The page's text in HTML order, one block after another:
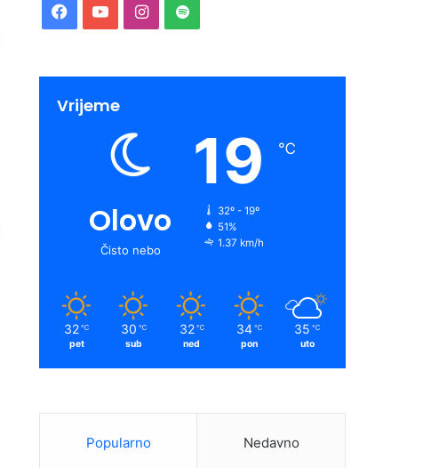
Facebook
YouTubeInstagram
Spotify
Vrijeme
Olovo
Čisto nebo
19 ℃
32º - 19º
51%
1.37 km/h
32 ℃
pet
30 ℃
sub
32 ℃
ned
34 ℃
pon
35 ℃
uto
Popularno Nedavno